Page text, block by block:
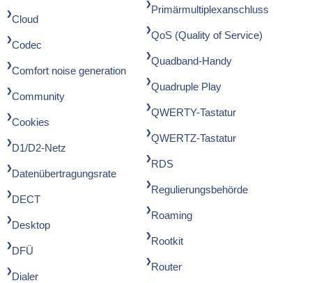
Cloud
Codec
Comfort noise generation
Community
Cookies
D1/D2-Netz
Datenübertragungsrate
DECT
Desktop
DFÜ
Dialer
Primärmultiplexanschluss
QoS (Quality of Service)
Quadband-Handy
Quadruple Play
QWERTY-Tastatur
QWERTZ-Tastatur
RDS
Regulierungsbehörde
Roaming
Rootkit
Router